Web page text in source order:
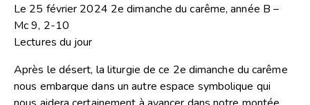
Le 25 février 2024 2e dimanche du carême, année B –
Mc 9, 2-10
Lectures du jour
Après le désert, la liturgie de ce 2e dimanche du carême
nous embarque dans un autre espace symbolique qui